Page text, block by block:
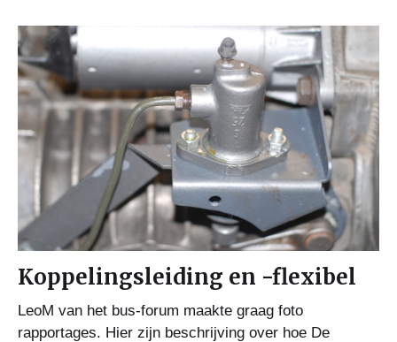
Koppelingsleiding en -flexibel
LeoM van het bus-forum maakte graag foto
rapportages. Hier zijn beschrijving over hoe De